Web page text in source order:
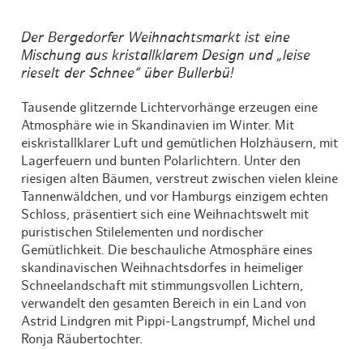
Der Bergedorfer Weihnachtsmarkt ist eine
Mischung aus kristallklarem Design und „leise
rieselt der Schnee“ über Bullerbü!
Tausende glitzernde Lichtervorhänge erzeugen eine
Atmosphäre wie in Skandinavien im Winter. Mit
eiskristallklarer Luft und gemütlichen Holzhäusern, mit
Lagerfeuern und bunten Polarlichtern. Unter den
riesigen alten Bäumen, verstreut zwischen vielen kleine
Tannenwäldchen, und vor Hamburgs einzigem echten
Schloss, präsentiert sich eine Weihnachtswelt mit
puristischen Stilelementen und nordischer
Gemütlichkeit. Die beschauliche Atmosphäre eines
skandinavischen Weihnachtsdorfes in heimeliger
Schneelandschaft mit stimmungsvollen Lichtern,
verwandelt den gesamten Bereich in ein Land von
Astrid Lindgren mit Pippi-Langstrumpf, Michel und
Ronja Räubertochter.